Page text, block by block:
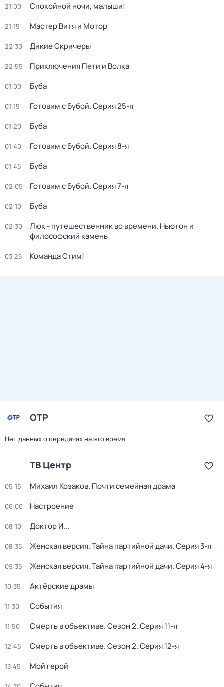
21:00 Спокойной ночи, малыши!
21:15 Мастер Витя и Мотор
22:30 Дикие Скричеры
22:55 Приключения Пети и Волка
01:00 Буба
01:15 Готовим с Бубой. Серия 25-я
01:20 Буба
01:40 Готовим с Бубой. Серия 8-я
01:45 Буба
02:05 Готовим с Бубой. Серия 7-я
02:10 Буба
02:30
Люк - путешественник во времени. Ньютон и
философский камень
03:25 Команда Стим!
ОТР
Нет данных о передачах на это время
ТВ Центр
05:15 Михаил Козаков. Почти семейная драма
06:00 Настроение
08:10 Доктор И...
08:35 Женская версия. Тайна партийной дачи. Серия 3-я
09:35 Женская версия. Тайна партийной дачи. Серия 4-я
10:35 Актёрские драмы
11:30 События
11:50 Смерть в объективе. Сезон 2. Серия 11-я
12:45 Смерть в объективе. Сезон 2. Серия 12-я
13:45 Мой герой